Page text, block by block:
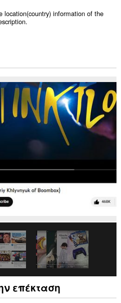
location(country) information of the
επέκταση